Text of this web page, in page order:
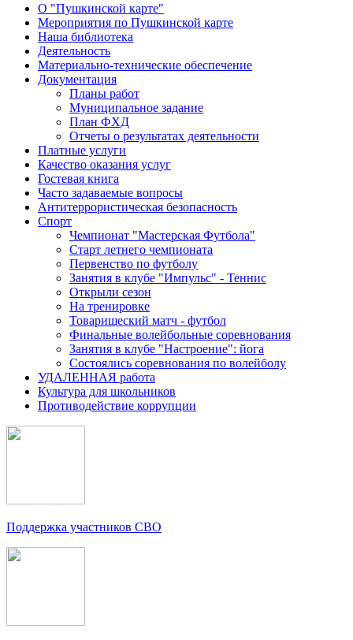
О "Пушкинской карте"
Мероприятия по Пушкинской карте
Наша библиотека
Деятельность
Материально-технические обеспечение
Документация
Планы работ
Муниципальное задание
План ФХД
Отчеты о результатах деятельности
Платные услуги
Качество оказания услуг
Гостевая книга
Часто задаваемые вопросы
Антитеррористическая безопасность
Спорт
Чемпионат "Мастерская Футбола"
Старт летнего чемпионата
Первенство по футболу
Занятия в клубе "Импульс" - Теннис
Открыли сезон
На тренировке
Товарищеский матч - футбол
Финальные волейбольные соревнования
Занятия в клубе "Настроение": йога
Состоялись соревнования по волейболу
УДАЛЕННАЯ работа
Культура для школьников
Противодействие коррупции
Поддержка участников СВО